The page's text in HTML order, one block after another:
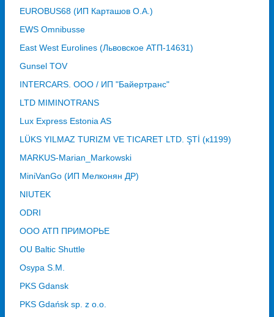
EUROBUS68 (ИП Карташов О.А.)
EWS Omnibusse
East West Eurolines (Львовское АТП-14631)
Gunsel TOV
INTERCARS. ООО / ИП "Байертранс"
LTD MIMINOTRANS
Lux Express Estonia AS
LÜKS YILMAZ TURIZM VE TICARET LTD. ŞTİ (к1199)
MARKUS-Marian_Markowski
MiniVanGo (ИП Мелконян ДР)
NIUTEK
ODRI
OOO АТП ПРИМОРЬЕ
OU Baltic Shuttle
Osypa S.M.
PKS Gdansk
PKS Gdańsk sp. z o.o.